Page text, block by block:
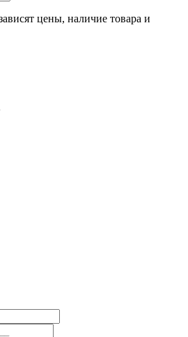
цены, наличие товара и